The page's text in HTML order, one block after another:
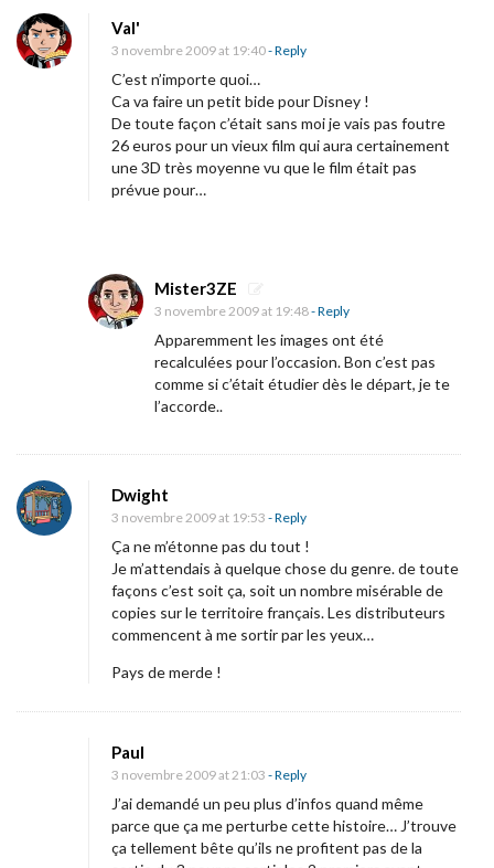
Val'
3 novembre 2009 at 19:40- Reply
C’est n’importe quoi…
Ca va faire un petit bide pour Disney !
De toute façon c’était sans moi je vais pas foutre
26 euros pour un vieux film qui aura certainement
une 3D très moyenne vu que le film était pas
prévue pour…
Mister3ZE
3 novembre 2009 at 19:48- Reply
Apparemment les images ont été
recalculées pour l’occasion. Bon c’est pas
comme si c’était étudier dès le départ, je te
l’accorde..
Dwight
3 novembre 2009 at 19:53 - Reply
Ça ne m’étonne pas du tout !
Je m’attendais à quelque chose du genre. de toute
façons c’est soit ça, soit un nombre misérable de
copies sur le territoire français. Les distributeurs
commencent à me sortir par les yeux…
Pays de merde !
Paul
3 novembre 2009 at 21:03 - Reply
J’ai demandé un peu plus d’infos quand même
parce que ça me perturbe cette histoire… J’trouve
ça tellement bête qu’ils ne profitent pas de la